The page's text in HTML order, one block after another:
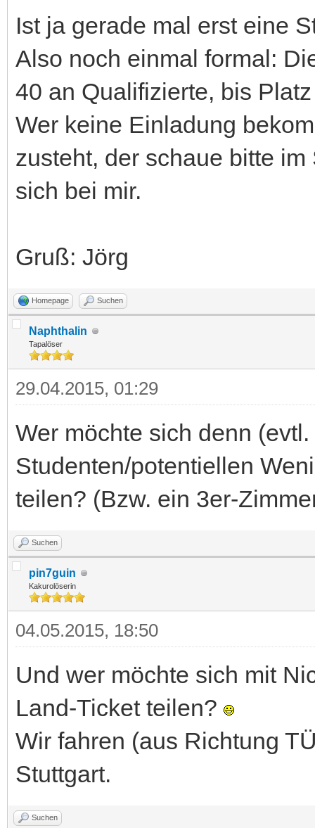
Ist ja gerade mal erst eine
Also noch einmal formal:
40 an Qualifizierte, bis
Wer keine Einladung
zusteht, der schaue bitte
sich bei mir.
Gruß: Jörg
Homepage Suchen
Naphthalin
Tapalöser
29.04.2015, 01:29
Wer möchte sich denn
Studenten/potentiellen
teilen? (Bzw. ein 3er-
Suchen
pin7guin
Kakurolöserin
04.05.2015, 18:50
Und wer möchte sich mit
Land-Ticket teilen?
Wir fahren (aus Richtung
Stuttgart.
Suchen